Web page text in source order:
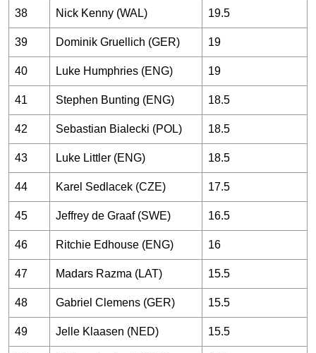
38 Nick Kenny (WAL) 19.5
39 Dominik Gruellich (GER) 19
40 Luke Humphries (ENG) 19
41 Stephen Bunting (ENG) 18.5
42 Sebastian Bialecki (POL) 18.5
43 Luke Littler (ENG) 18.5
44 Karel Sedlacek (CZE) 17.5
45 Jeffrey de Graaf (SWE) 16.5
46 Ritchie Edhouse (ENG) 16
47 Madars Razma (LAT) 15.5
48 Gabriel Clemens (GER) 15.5
49 Jelle Klaasen (NED) 15.5